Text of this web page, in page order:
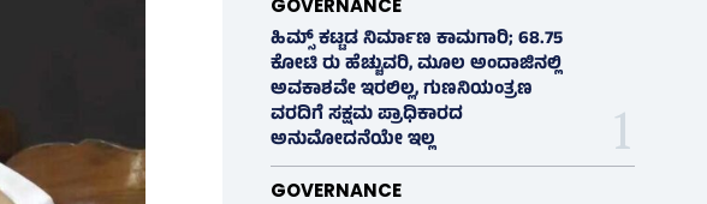
ಹಿಮ್ಸ್‌ ಕಟ್ಟಡ ನಿರ್ಮಾಣ ಕಾಮಗಾರಿ; 68.75
ಕೋಟಿ ರು ಹೆಚ್ಚುವರಿ, ಮೂಲ ಅಂದಾಜಿನಲ್ಲಿ
ಅವಕಾಶವೇ ಇರಲಿಲ್ಲ, ಗುಣನಿಯಂತ್ರಣ
ವರದಿಗೆ ಸಕ್ಷಮ ಪ್ರಾಧಿಕಾರದ
ಅನುಮೋದನೆಯೇ ಇಲ್ಲ
GOVERNANCE